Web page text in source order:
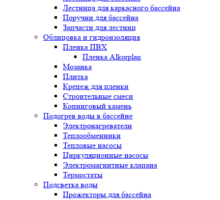
Лестница для каркасного бассейна
Поручни для бассейна
Запчасти для лестниц
Облицовка и гидроизоляция
Пленка ПВХ
Пленка Alkorplan
Мозаика
Плитка
Крепеж для пленки
Строительные смеси
Копинговый камень
Подогрев воды в бассейне
Электронагреватели
Теплообменники
Тепловые насосы
Циркуляционные насосы
Электромагнитные клапана
Термостаты
Подсветка воды
Прожекторы для бассейна